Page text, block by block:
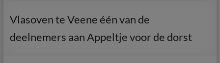
Vlasoven te Veene één van de
deelnemers aan Appeltje voor de dorst